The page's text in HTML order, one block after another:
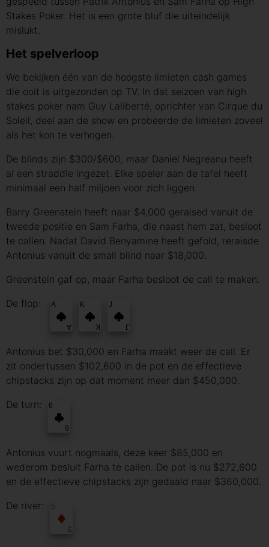
Stakes Poker. Het is een grote bluf die uiteindelijk
mislukt.
Het spelverloop
We bekijken één van de hoogste limieten cash games
die ooit is uitgezonden op TV. In dat seizoen van high
stakes poker nam Guy Laliberté, oprichter van Cirque du
Soleil, deel aan de show en probeerde de limieten zoveel
als het kon te verhogen.
De blinds zijn $300/$600, maar Daniel Negreanu heeft
al een straddle ingezet. Elke speler aan de tafel heeft
minimaal een half miljoen voor zich liggen.
Barry Greenstein heeft naar $4,000 geraised vanuit de
tweede positie en Sam Farha, die naast hem zat, besloot
te callen. Nadat David Benyamine heeft gefold, reraisde
Antonius vanuit de small blind naar $18,000.
Greenstein gaf op, maar Farha besloot de call te maken.
De flop:
A
A
K
K
J
J
Antonius bet $30,000 en Farha maakt weer de call. Er
zit ondertussen $102,600 in de pot en de effectieve
chipstacks zijn op dat moment meer dan $450,000.
De turn:
6
6
Antonius vuurt nogmaals, deze keer $85,000 en
wederom besluit Farha te callen. De pot is nu $272,600
en de effectieve chipstacks zijn gedaald naar $360,000.
De river:
5
5